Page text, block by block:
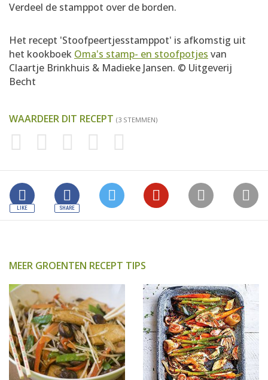
Verdeel de stamppot over de borden.
Het recept 'Stoofpeertjesstamppot' is afkomstig uit
het kookboek Oma's stamp- en stoofpotjes van
Claartje Brinkhuis & Madieke Jansen. © Uitgeverij
Becht
WAARDEER DIT RECEPT (3 STEMMEN)
MEER GROENTEN RECEPT TIPS